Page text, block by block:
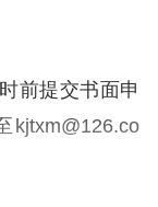
前提交书面申